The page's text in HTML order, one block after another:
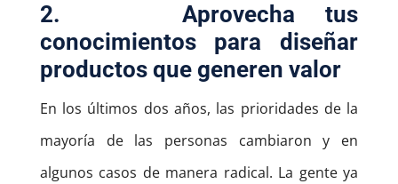
2. Aprovecha tus
conocimientos para diseñar
productos que generen valor
En los últimos dos años, las prioridades de la
mayoría de las personas cambiaron y en
algunos casos de manera radical. La gente ya